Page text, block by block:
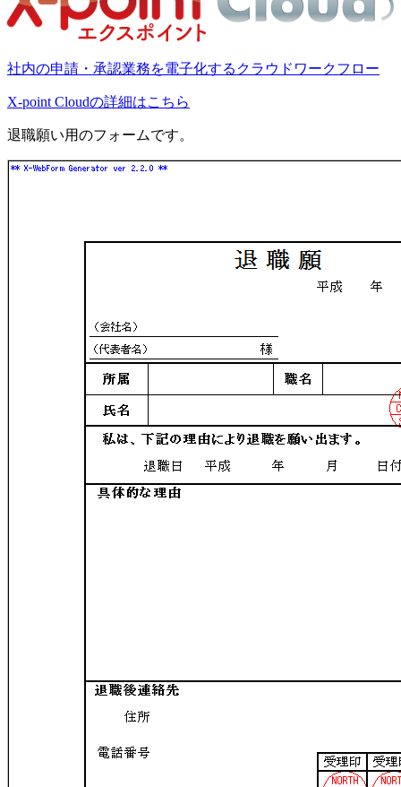
社内の申請・承認業務を電子化するクラウドワークフロー
X-point Cloudの詳細はこちら
退職願い用のフォームです。